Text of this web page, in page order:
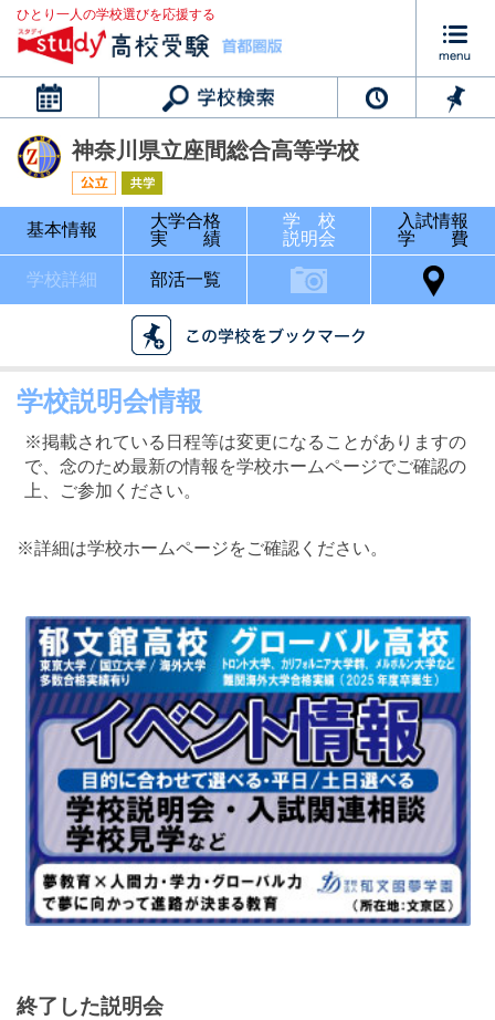
ひとり一人の学校選びを応援する
カレンダー
最近見た学校
神奈川県立座間総合高等学校
ブックマークした学校
ブックマークした学校はありません
神奈川県立座間総合高等学校
基本情報
大学合格
実 績
学 校
説明会
入試情報
学 費
学校詳細 部活一覧
学校説明会情報
※掲載されている日程等は変更になることがありますの
で、念のため最新の情報を学校ホームページでご確認の
上、ご参加ください。
※詳細は学校ホームページをご確認ください。
終了した説明会